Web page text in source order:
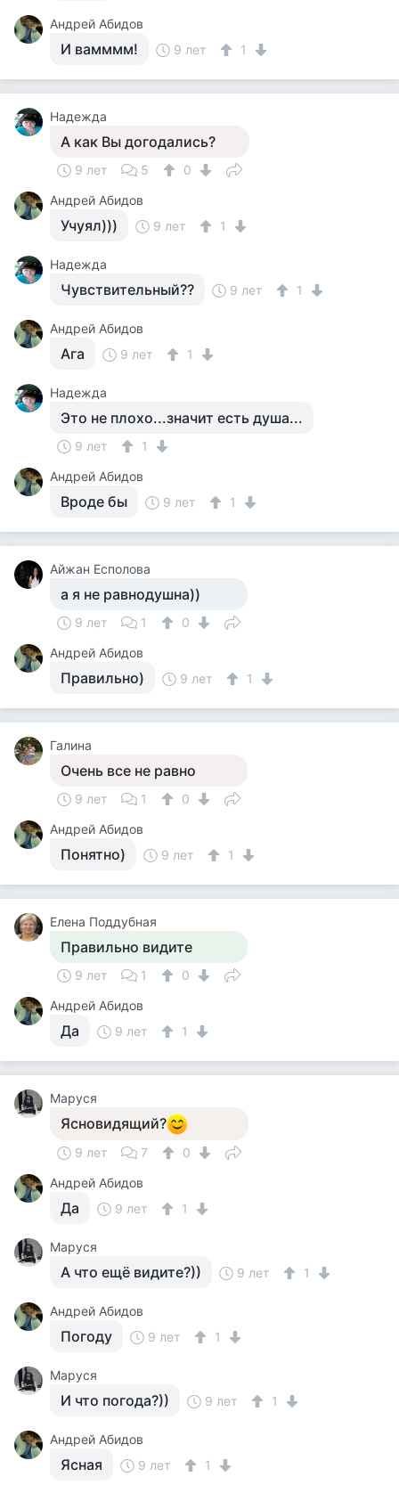
Андрей Абидов
И вамммм! 9 лет 1
Надежда
А как Вы догодались?
9 лет 5
0
Андрей Абидов
Учуял))) 9 лет 1
Надежда
Чувствительный?? 9 лет 1
Андрей Абидов
Ага 9 лет 1
Надежда
Это не плохо...значит есть душа...
9 лет
1
Андрей Абидов
Вроде бы 9 лет 1
Айжан Есполова
а я не равнодушна))
9 лет 1
0
Андрей Абидов
Правильно) 9 лет 1
Галина
Очень все не равно
9 лет 1
0
Андрей Абидов
Понятно) 9 лет 1
Елена Поддубная
Правильно видите
9 лет 1
0
Андрей Абидов
Да 9 лет 1
Маруся
Ясновидящий?
9 лет 7
0
Андрей Абидов
Да 9 лет 1
Маруся
А что ещё видите?)) 9 лет 1
Андрей Абидов
Погоду 9 лет 1
Маруся
И что погода?)) 9 лет 1
Андрей Абидов
Ясная 9 лет 1